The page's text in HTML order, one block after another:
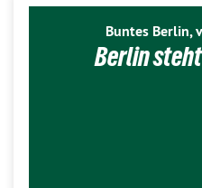
Buntes Berlin,
Berlin